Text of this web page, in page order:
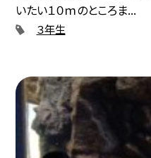
いたい１０ｍのところま...
３年生